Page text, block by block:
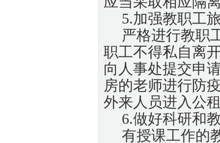
5.加强教职工
严格进行教职
职工不得私自离
向人事处提交申
房的老师进行防
外来人员进入公
6.做好科研和
有授课工作的